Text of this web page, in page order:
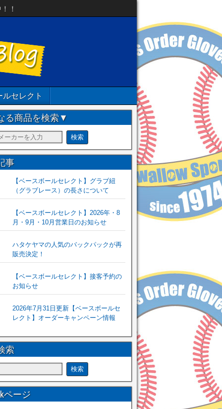
！
セレクト
る商品を検索▼
事
【ベースボールセレクト】グラブ紐
（グラブレース）の長さについて
【ベースボールセレクト】2026年・8
月・9月・10月営業日のお知らせ
ハタケヤマの人気のバックパックが再
販売決定！
【ベースボールセレクト】接客予約の
お知らせ
2026年7月31日更新【ベースボールセ
レクト】オーダーキャンペーン情報
索
ページ